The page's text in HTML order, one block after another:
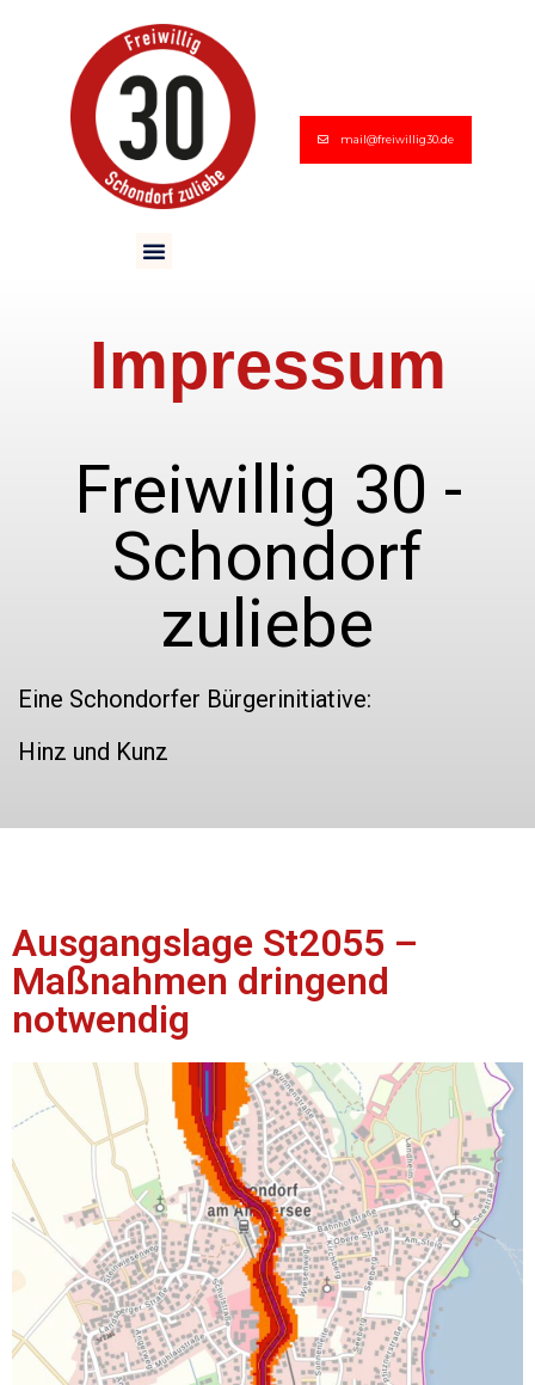
mail@freiwillig30.de
Impressum
Freiwillig 30 -
Schondorf
zuliebe
Eine Schondorfer Bürgerinitiative:
Hinz und Kunz
Ausgangslage St2055 –
Maßnahmen dringend
notwendig